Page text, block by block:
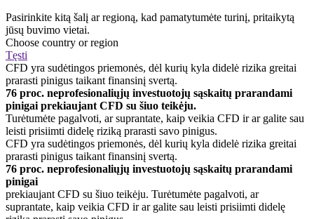
Pasirinkite kitą šalį ar regioną, kad pamatytumėte turinį, pritaikytą
jūsų buvimo vietai.
Choose country or region
Tęsti
CFD yra sudėtingos priemonės, dėl kurių kyla didelė rizika greitai
prarasti pinigus taikant finansinį svertą.
76 proc. neprofesionaliųjų investuotojų sąskaitų prarandami
pinigai prekiaujant CFD su šiuo teikėju.
Turėtumėte pagalvoti, ar suprantate, kaip veikia CFD ir ar galite sau
leisti prisiimti didelę riziką prarasti savo pinigus.
CFD yra sudėtingos priemonės, dėl kurių kyla didelė rizika greitai
prarasti pinigus taikant finansinį svertą.
76 proc. neprofesionaliųjų investuotojų sąskaitų prarandami
pinigai
prekiaujant CFD su šiuo teikėju. Turėtumėte pagalvoti, ar
suprantate, kaip veikia CFD ir ar galite sau leisti prisiimti didelę